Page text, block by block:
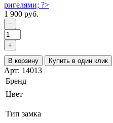
1 900 руб.
−
+
В корзину Купить в один клик
Арт: 14013
Бренд
Цвет
Тип замка